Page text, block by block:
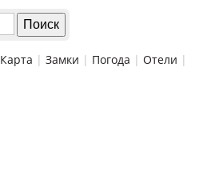
Карта | Замки | Погода | Отели |